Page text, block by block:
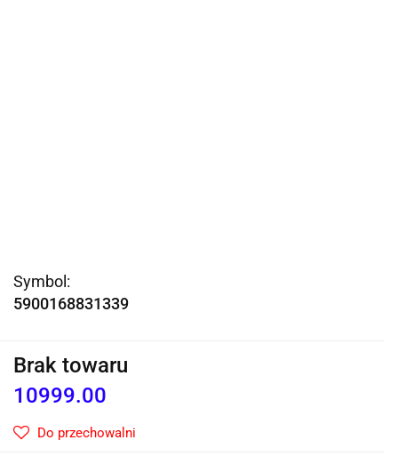
Symbol:
5900168831339
Brak towaru
10999.00
Do przechowalni